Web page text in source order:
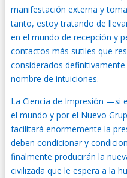
manifestación externa y
tanto, estoy tratando de
en el mundo de recepción y
contactos más sutiles que
considerados
nombre de intuiciones.
La Ciencia de Impresión —si
el mundo y por el Nuevo
facilitará enormemente la
deben condicionar y
finalmente producirán la
civilizada que le espera a la